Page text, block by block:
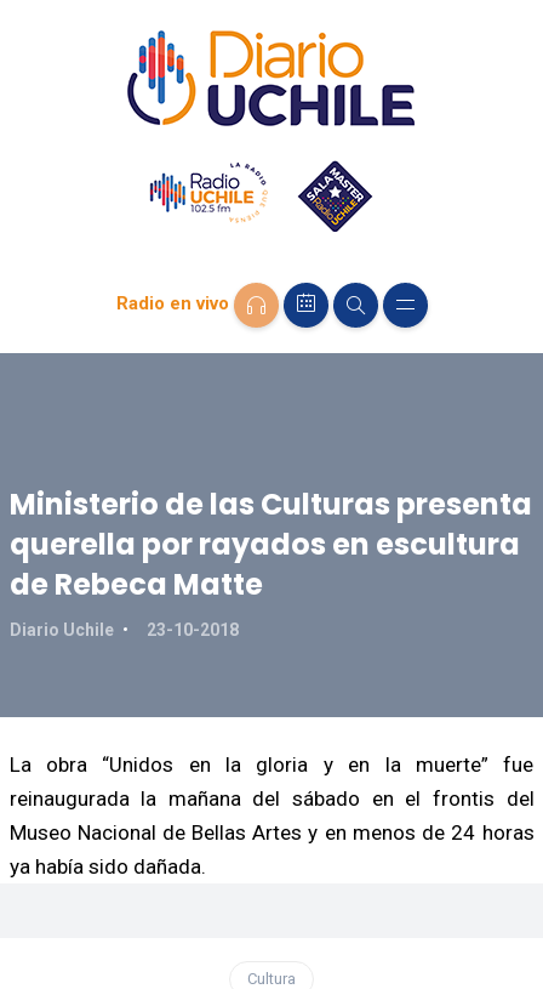
Radio en vivo
Ministerio de las Culturas presenta
querella por rayados en escultura
de Rebeca Matte
Diario Uchile 23-10-2018
La obra “Unidos en la gloria y en la muerte” fue
reinaugurada la mañana del sábado en el frontis del
Museo Nacional de Bellas Artes y en menos de 24 horas
ya había sido dañada.
Cultura